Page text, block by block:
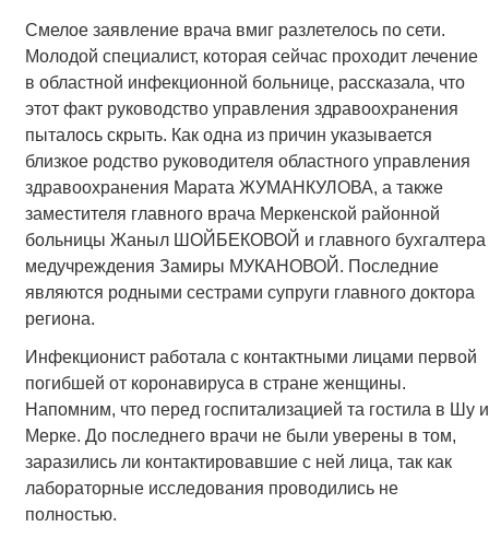
Смелое заявление врача вмиг разлетелось по сети.
Молодой специалист, которая сейчас проходит лечение
в областной инфекционной больнице, рассказала, что
этот факт руководство управления здравоохранения
пыталось скрыть. Как одна из причин указывается
близкое родство руководителя областного управления
здравоохранения Марата ЖУМАНКУЛОВА, а также
заместителя главного врача Меркенской районной
больницы Жаныл ШОЙБЕКОВОЙ и главного бухгалтера
медучреждения Замиры МУКАНОВОЙ. Последние
являются родными сестрами супруги главного доктора
региона.
Инфекционист работала с контактными лицами первой
погибшей от коронавируса в стране женщины.
Напомним, что перед госпитализацией та гостила в Шу и
Мерке. До последнего врачи не были уверены в том,
заразились ли контактировавшие с ней лица, так как
лабораторные исследования проводились не
полностью.